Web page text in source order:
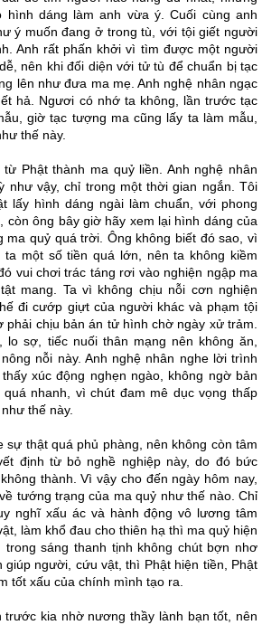
hình dáng làm anh vừa ý. Cuối cùng anh
ý muốn đang ở trong tù, với tội giết người
Anh rất phấn khởi vì tìm được một người
nên khi đối diện với tử tù để chuẩn bị tạc
lên như đưa ma mẹ. Anh nghệ nhân ngạc
hả. Ngươi có nhớ ta không, lần trước tạc
giờ tạc tượng ma cũng lấy ta làm mẫu,
thế này.
Phật thành ma quỷ liền. Anh nghệ nhân
như vậy, chỉ trong một thời gian ngắn. Tôi
lấy hình dáng ngài làm chuẩn, với phong
còn ông bây giờ hãy xem lại hình dáng của
ma quỷ quá trời. Ông không biết đó sao, vì
một số tiền quá lớn, nên ta không kiềm
vui chơi trác táng rơi vào nghiện ngập ma
mang. Ta vì không chịu nỗi cơn nghiện
đi cướp giựt của người khác và phạm tội
chịu bản án tử hình chờ ngày xử trảm.
sợ, tiếc nuối thân mạng nên không ăn,
nỗi này. Anh nghệ nhân nghe lời trình
xúc động nghẹn ngào, không ngờ bản
nhanh, vì chút đam mê dục vọng thấp
thế này.
sự thật quá phủ phàng, nên không còn tâm
định từ bỏ nghề nghiệp này, do đó bức
thành. Vì vậy cho đến ngày hôm nay,
tướng trạng của ma quỷ như thế nào. Chỉ
nghĩ xấu ác và hành động vô lương tâm
làm khổ đau cho thiên hạ thì ma quỷ hiện
sáng thanh tịnh không chút bợn nhơ
giúp người, cứu vật, thì Phật hiện tiền, Phật
tốt xấu của chính mình tạo ra.
trước kia nhờ nương thầy lành bạn tốt, nên